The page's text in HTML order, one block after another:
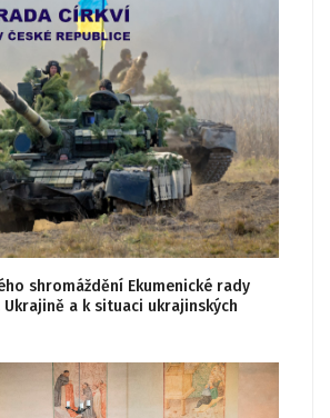
shromáždění Ekumenické rady
a k situaci ukrajinských